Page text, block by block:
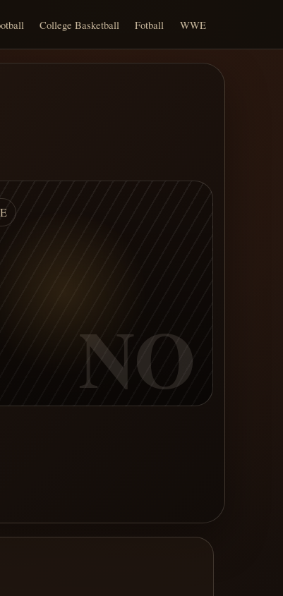
College Basketball Fotball WWE
NO